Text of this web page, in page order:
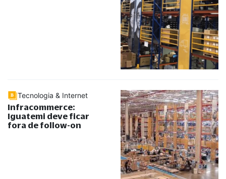
Tecnologia & Internet
Infracommerce:
Iguatemi deve ficar
fora de follow-on